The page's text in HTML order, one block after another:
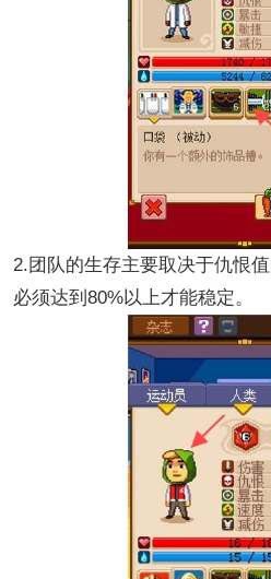
2.团队的生存主要取决于仇恨
必须达到80%以上才能稳定。